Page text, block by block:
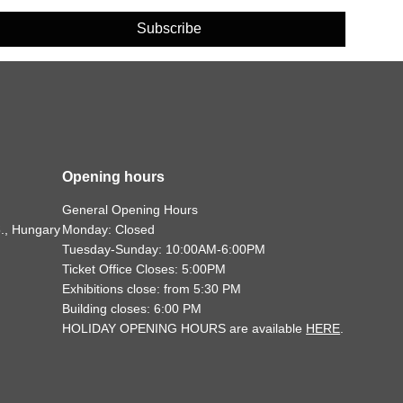
Subscribe
Hungary
Opening hours
General Opening Hours
Monday: Closed
Tuesday-Sunday: 10:00AM-6:00PM
Ticket Office Closes: 5:00PM
Exhibitions close: from 5:30 PM
Building closes: 6:00 PM
HOLIDAY OPENING HOURS are available HERE